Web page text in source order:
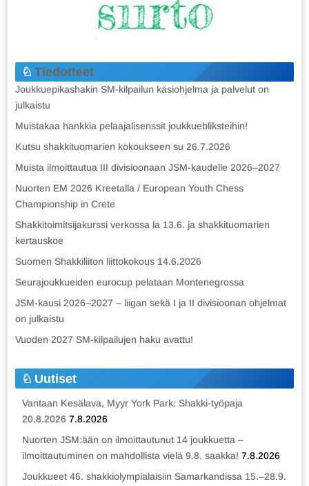
Tiedotteet
Joukkuepikashakin SM-kilpailun käsiohjelma ja palvelut on
julkaistu
Muistakaa hankkia pelaajalisenssit joukkuebliksteihin!
Kutsu shakkituomarien kokoukseen su 26.7.2026
Muista ilmoittautua III divisioonaan JSM-kaudelle 2026–2027
Nuorten EM 2026 Kreetalla / European Youth Chess
Championship in Crete
Shakkitoimitsijakurssi verkossa la 13.6. ja shakkituomarien
kertauskoe
Suomen Shakkiliiton liittokokous 14.6.2026
Seurajoukkueiden eurocup pelataan Montenegrossa
JSM-kausi 2026–2027 – liigan sekä I ja II divisioonan ohjelmat
on julkaistu
Vuoden 2027 SM-kilpailujen haku avattu!
Uutiset
Vantaan Kesälava, Myyr York Park: Shakki-työpaja
20.8.2026 7.8.2026
Nuorten JSM:ään on ilmoittautunut 14 joukkuetta –
ilmoittautuminen on mahdollista vielä 9.8. saakka! 7.8.2026
Joukkueet 46. shakkiolympialaisiin Samarkandissa 15.–28.9.